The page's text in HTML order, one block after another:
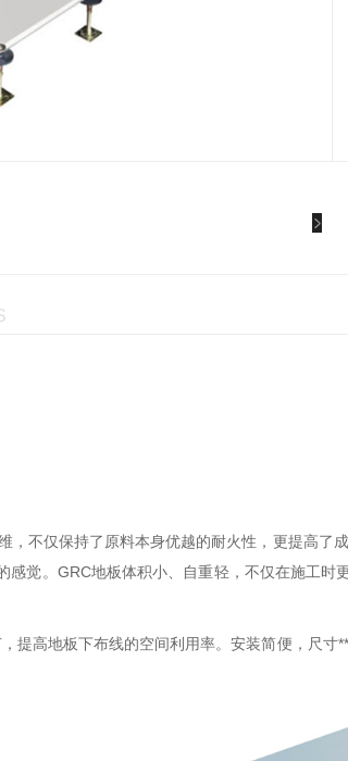
，不仅保持了原料本身优越的耐火性，更提高了
觉。GRC地板体积小、自重轻，不仅在施工时
提高地板下布线的空间利用率。安装简便，尺寸